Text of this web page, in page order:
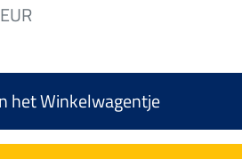
het Winkelwagentje